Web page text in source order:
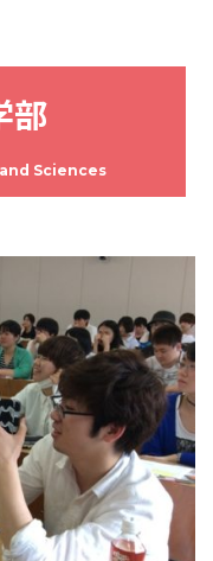
部
Sciences